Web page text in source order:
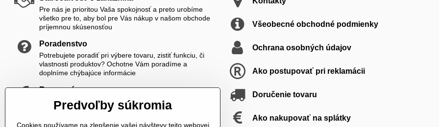
Pre nás je prioritou Vaša spokojnosť a preto urobíme
všetko pre to, aby bol pre Vás nákup v našom obchode
príjemnou skúsenosťou
Poradenstvo
Potrebujete poradiť pri výbere tovaru, zistiť funkciu, či
vlastnosti produktov? Ochotne Vám poradíme a
doplníme chýbajúce informácie
Rozumné ceny
Zákazníkom ponúkame priateľské ceny, ktoré si viete
ešte skrášliť navyše registráciou
Všeobecné obchodné podmienky
Ochrana osobných údajov
Ako postupovať pri reklamácii
Doručenie tovaru
Ako nakupovať na splátky
Predvoľby súkromia
Cookies používame na zlepšenie vašej návštevy tejto webovej